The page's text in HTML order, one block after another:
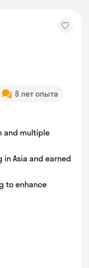
8 лет опыта
and multiple
in Asia and earned
to enhance